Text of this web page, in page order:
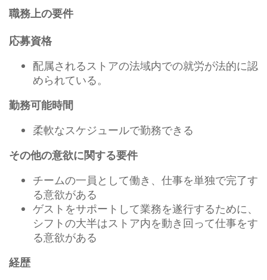
職務上の要件
応募資格
配属されるストアの法域内での就労が法的に認
められている。
勤務可能時間
柔軟なスケジュールで勤務できる
その他の意欲に関する要件
チームの一員として働き、仕事を単独で完了す
る意欲がある
ゲストをサポートして業務を遂行するために、
シフトの大半はストア内を動き回って仕事をす
る意欲がある
経歴